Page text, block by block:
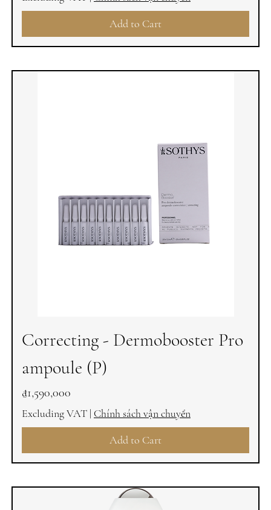
Add to Cart
Correcting - Dermobooster Pro
ampoule (P)
Price
₫1,590,000
Excluding VAT | Chính sách vận chuyển
Add to Cart